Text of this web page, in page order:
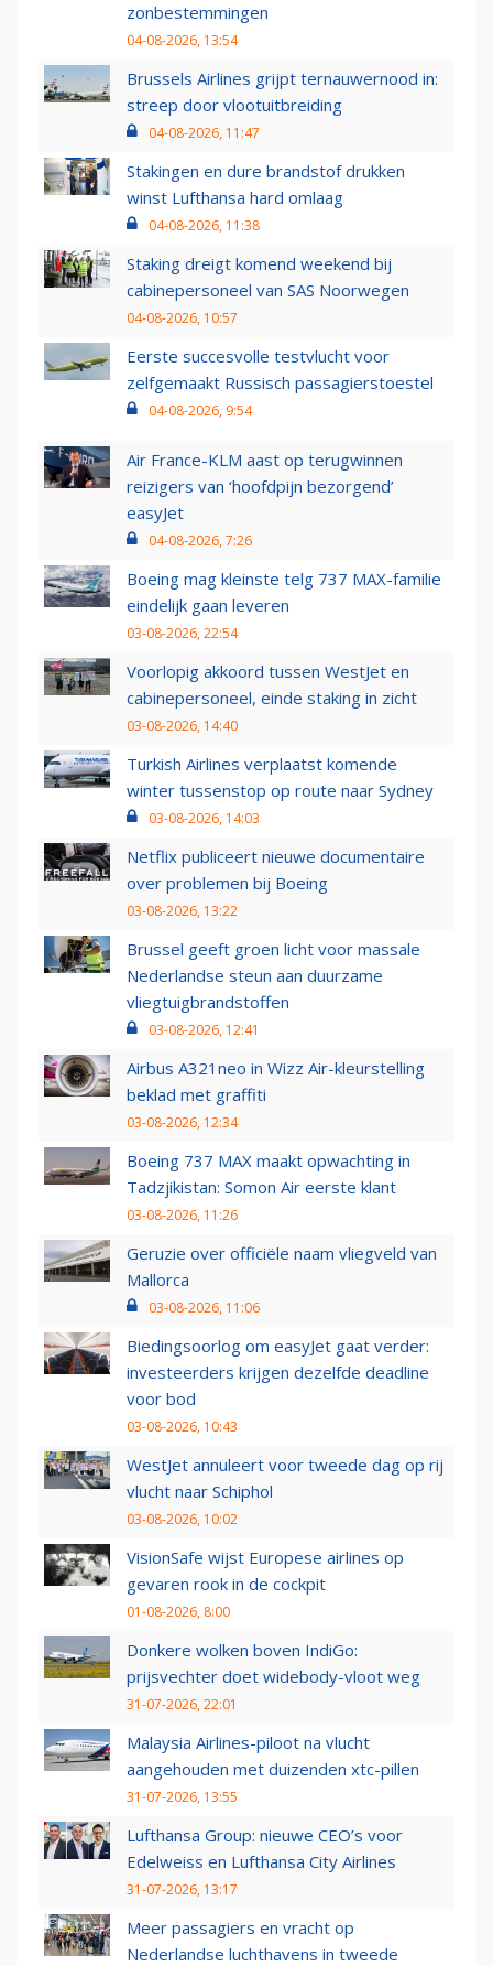
zonbestemmingen
04-08-2026, 13:54
Brussels Airlines grijpt ternauwernood in:
streep door vlootuitbreiding
04-08-2026, 11:47
Stakingen en dure brandstof drukken
winst Lufthansa hard omlaag
04-08-2026, 11:38
Staking dreigt komend weekend bij
cabinepersoneel van SAS Noorwegen
04-08-2026, 10:57
Eerste succesvolle testvlucht voor
zelfgemaakt Russisch passagierstoestel
04-08-2026, 9:54
Air France-KLM aast op terugwinnen
reizigers van ‘hoofdpijn bezorgend’
easyJet
04-08-2026, 7:26
Boeing mag kleinste telg 737 MAX-familie
eindelijk gaan leveren
03-08-2026, 22:54
Voorlopig akkoord tussen WestJet en
cabinepersoneel, einde staking in zicht
03-08-2026, 14:40
Turkish Airlines verplaatst komende
winter tussenstop op route naar Sydney
03-08-2026, 14:03
Netflix publiceert nieuwe documentaire
over problemen bij Boeing
03-08-2026, 13:22
Brussel geeft groen licht voor massale
Nederlandse steun aan duurzame
vliegtuigbrandstoffen
03-08-2026, 12:41
Airbus A321neo in Wizz Air-kleurstelling
beklad met graffiti
03-08-2026, 12:34
Boeing 737 MAX maakt opwachting in
Tadzjikistan: Somon Air eerste klant
03-08-2026, 11:26
Geruzie over officiële naam vliegveld van
Mallorca
03-08-2026, 11:06
Biedingsoorlog om easyJet gaat verder:
investeerders krijgen dezelfde deadline
voor bod
03-08-2026, 10:43
WestJet annuleert voor tweede dag op rij
vlucht naar Schiphol
03-08-2026, 10:02
VisionSafe wijst Europese airlines op
gevaren rook in de cockpit
01-08-2026, 8:00
Donkere wolken boven IndiGo:
prijsvechter doet widebody-vloot weg
31-07-2026, 22:01
Malaysia Airlines-piloot na vlucht
aangehouden met duizenden xtc-pillen
31-07-2026, 13:55
Lufthansa Group: nieuwe CEO’s voor
Edelweiss en Lufthansa City Airlines
31-07-2026, 13:17
Meer passagiers en vracht op
Nederlandse luchthavens in tweede